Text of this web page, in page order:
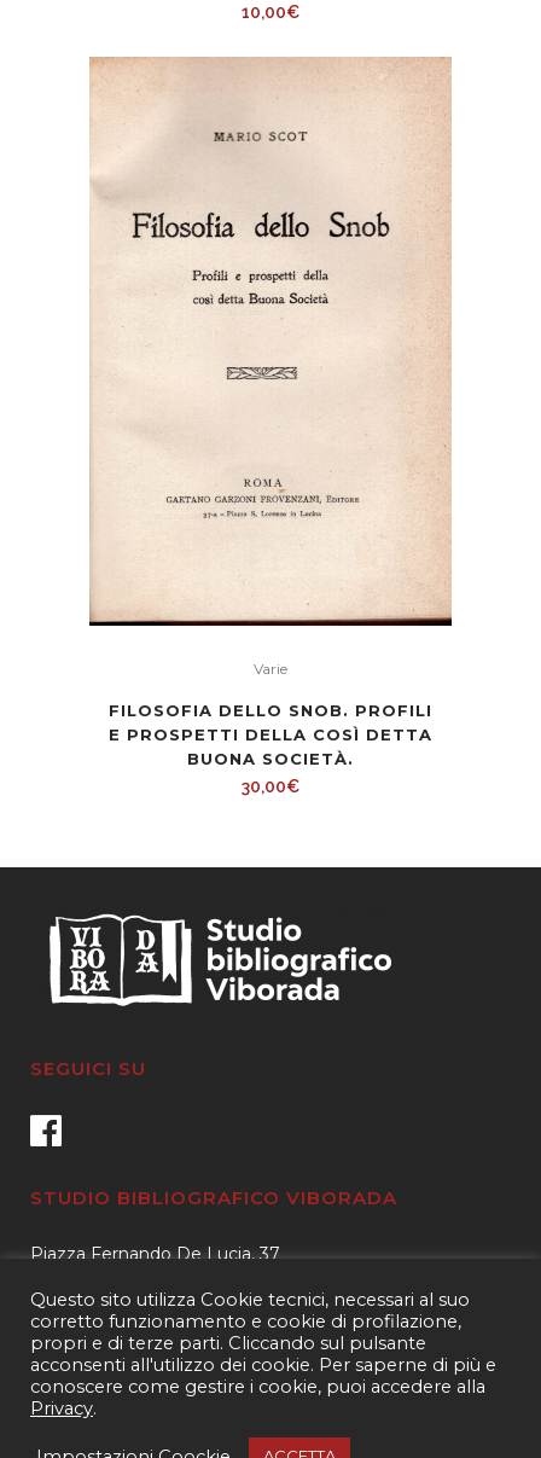
10,00€
Varie
FILOSOFIA DELLO SNOB. PROFILI
E PROSPETTI DELLA COSÌ DETTA
BUONA SOCIETÀ.
30,00€
SEGUICI SU
STUDIO BIBLIOGRAFICO VIBORADA
Piazza Fernando De Lucia, 37
Tel.3400596959 – 3404632889
email.info@viborada.it
Copyright 2021 Studio bibliografico Viborada
Questo sito utilizza Cookie tecnici, necessari al suo
corretto funzionamento e cookie di profilazione,
propri e di terze parti. Cliccando sul pulsante
acconsenti all'utilizzo dei cookie. Per saperne di più e
conoscere come gestire i cookie, puoi accedere alla
Privacy.